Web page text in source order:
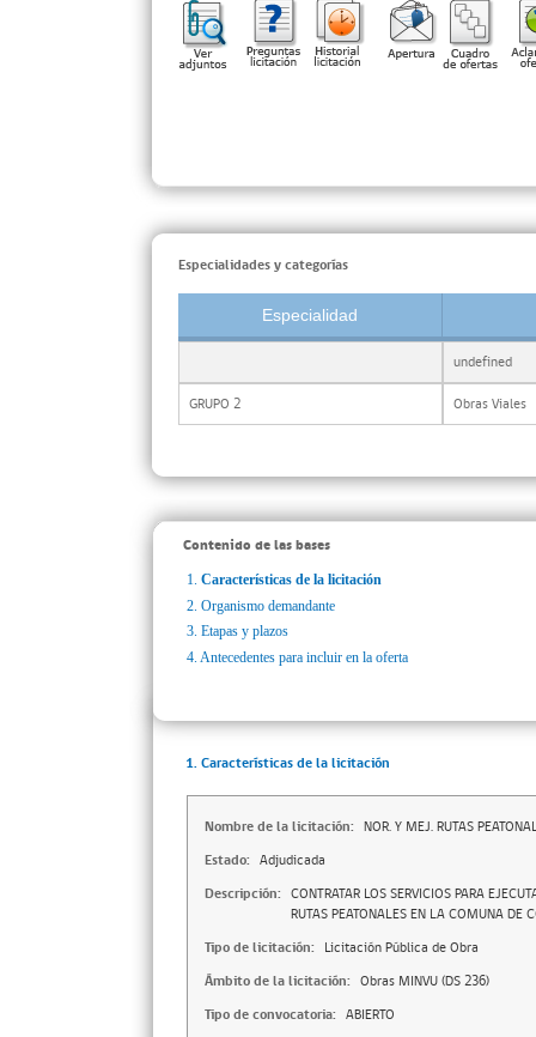
Especialidades y categorías
Especialidad
undefined
GRUPO 2 Obras Viales
Contenido de las bases
1. Características de la licitación
2. Organismo demandante
3. Etapas y plazos
4. Antecedentes para incluir en la oferta
1. Características de la licitación
Nombre de la licitación: NOR. Y MEJ. RUTAS
Estado: Adjudicada
Descripción: CONTRATAR LOS SERVICIOS PARA
RUTAS PEATONALES EN LA COMUNA DE
Tipo de licitación: Licitación Pública de Obra
Ámbito de la licitación: Obras MINVU (DS 236)
Tipo de convocatoria: ABIERTO